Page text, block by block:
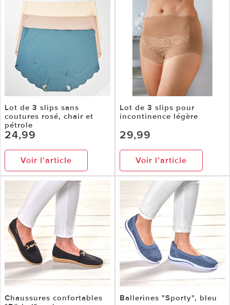
Lot de 3 slips sans
coutures rosé, chair et
pétrole
24,99
Voir l’article
Lot de 3 slips pour
incontinence légère
29,99
Voir l’article
Chaussures confortables
Ballerines "Sporty", bleu